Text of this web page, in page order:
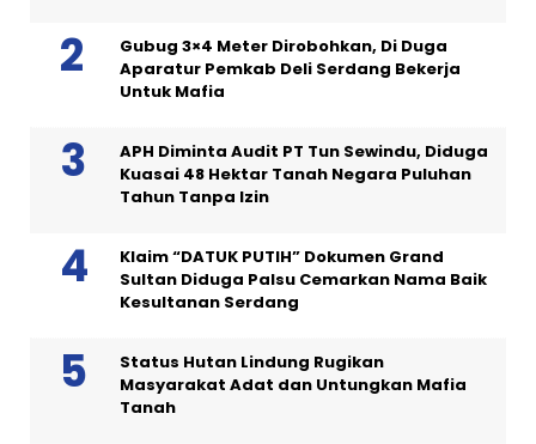
Gubug 3×4 Meter Dirobohkan, Di Duga
Aparatur Pemkab Deli Serdang Bekerja
Untuk Mafia
APH Diminta Audit PT Tun Sewindu, Diduga
Kuasai 48 Hektar Tanah Negara Puluhan
Tahun Tanpa Izin
Klaim “DATUK PUTIH” Dokumen Grand
Sultan Diduga Palsu Cemarkan Nama Baik
Kesultanan Serdang
Status Hutan Lindung Rugikan
Masyarakat Adat dan Untungkan Mafia
Tanah